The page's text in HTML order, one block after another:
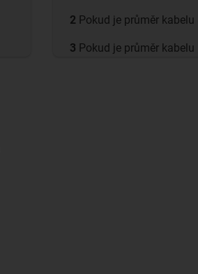
2 Pokud je průměr
3 Pokud je průměr